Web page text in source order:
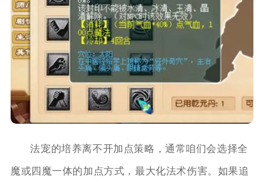
法宠的培养离不开加点策略，通常咱们会选择全
魔或四魔一体的加点方式，最大化法术伤害。如果追